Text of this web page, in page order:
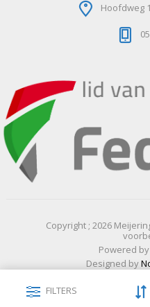
Hoofdweg
Copyright ; 2026
Powered by
Designed by
FILTERS